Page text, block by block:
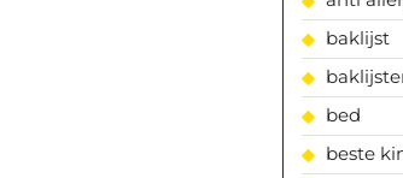
baklijst
bed
beste